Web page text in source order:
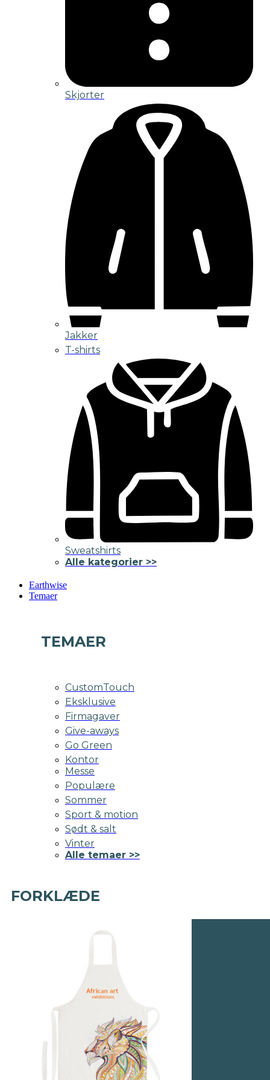
Skjorter
Jakker
T-shirts
Sweatshirts
Alle kategorier >>
Earthwise
Temaer
TEMAER
CustomTouch
Eksklusive
Firmagaver
Give-aways
Go Green
Kontor
Messe
Populære
Sommer
Sport & motion
Sødt & salt
Vinter
Alle temaer >>
FORKLÆDE